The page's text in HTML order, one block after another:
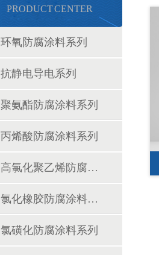
PRODUCT CENTER
环氧防腐涂料系列
抗静电导电系列
聚氨酯防腐涂料系列
丙烯酸防腐涂料系列
高氯化聚乙烯防腐涂料系列
氯化橡胶防腐涂料系列
氯磺化防腐涂料系列